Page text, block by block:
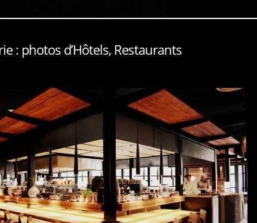
: photos d’Hôtels, Restaurants